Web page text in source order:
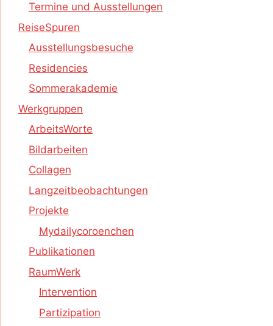
Termine und Ausstellungen
ReiseSpuren
Ausstellungsbesuche
Residencies
Sommerakademie
Werkgruppen
ArbeitsWorte
Bildarbeiten
Collagen
Langzeitbeobachtungen
Projekte
Mydailycoroenchen
Publikationen
RaumWerk
Intervention
Partizipation